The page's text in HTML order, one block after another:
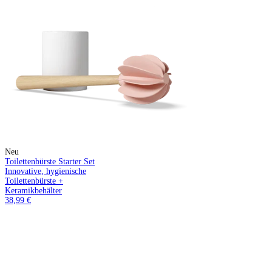
Neu
Toilettenbürste Starter Set
Innovative, hygienische
Toilettenbürste +
Keramikbehälter
38,99 €